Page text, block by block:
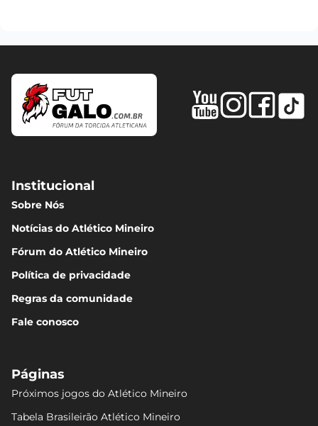
Institucional
Sobre Nós
Notícias do Atlético Mineiro
Fórum do Atlético Mineiro
Política de privacidade
Regras da comunidade
Fale conosco
Páginas
Próximos jogos do Atlético Mineiro
Tabela Brasileirão Atlético Mineiro